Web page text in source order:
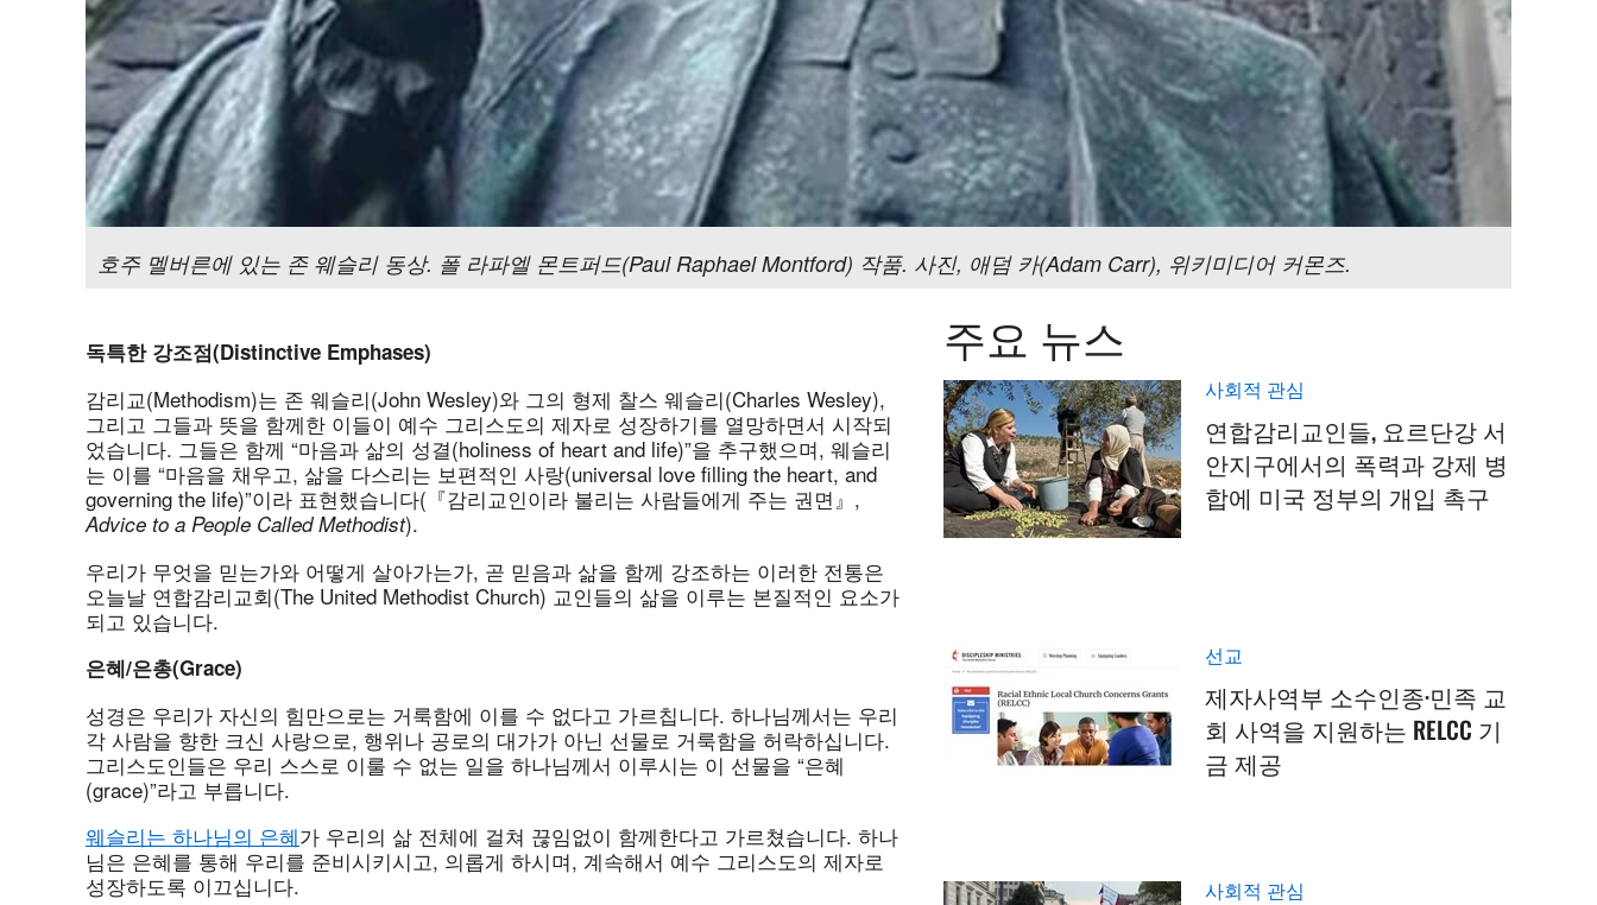
호주 멜버른에 있는 존 웨슬리 동상. 폴 라파엘 몬트퍼드(Paul Raphael Montford) 작품. 사진, 애덤 카(Adam Carr), 위키미디어 커몬즈.
독특한 강조점(Distinctive Emphases)
감리교(Methodism)는 존 웨슬리(John Wesley)와 그의 형제 찰스 웨슬리(Charles Wesley),
그리고 그들과 뜻을 함께한 이들이 예수 그리스도의 제자로 성장하기를 열망하면서 시작되
었습니다. 그들은 함께 “마음과 삶의 성결(holiness of heart and life)”을 추구했으며, 웨슬리
는 이를 “마음을 채우고, 삶을 다스리는 보편적인 사랑(universal love filling the heart, and
governing the life)”이라 표현했습니다(『감리교인이라 불리는 사람들에게 주는 권면』,
Advice to a People Called Methodist).
우리가 무엇을 믿는가와 어떻게 살아가는가, 곧 믿음과 삶을 함께 강조하는 이러한 전통은
오늘날 연합감리교회(The United Methodist Church) 교인들의 삶을 이루는 본질적인 요소가
되고 있습니다.
은혜/은총(Grace)
성경은 우리가 자신의 힘만으로는 거룩함에 이를 수 없다고 가르칩니다. 하나님께서는 우리
각 사람을 향한 크신 사랑으로, 행위나 공로의 대가가 아닌 선물로 거룩함을 허락하십니다.
그리스도인들은 우리 스스로 이룰 수 없는 일을 하나님께서 이루시는 이 선물을 “은혜
(grace)”라고 부릅니다.
웨슬리는 하나님의 은혜가 우리의 삶 전체에 걸쳐 끊임없이 함께한다고 가르쳤습니다. 하나
님은 은혜를 통해 우리를 준비시키시고, 의롭게 하시며, 계속해서 예수 그리스도의 제자로
성장하도록 이끄십니다.
주요 뉴스
사회적 관심
연합감리교인들, 요르단강 서
안지구에서의 폭력과 강제 병
합에 미국 정부의 개입 촉구
선교
제자사역부 소수인종·민족 교
회 사역을 지원하는 RELCC 기
금 제공
사회적 관심